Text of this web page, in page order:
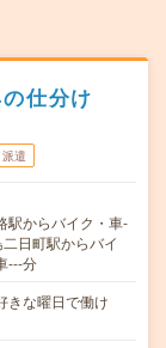
仕分け
派遣
駅からバイク・車-
日町駅からバイ
---分
きな曜日で働け